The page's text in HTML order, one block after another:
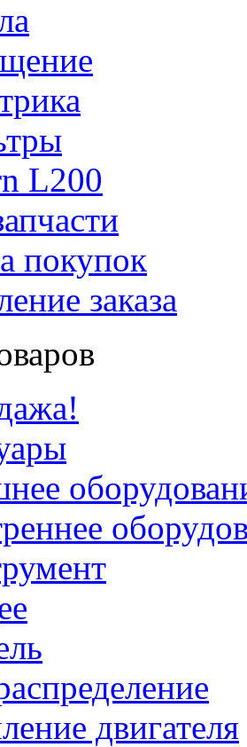
L200
покупок
заказа
двигателя